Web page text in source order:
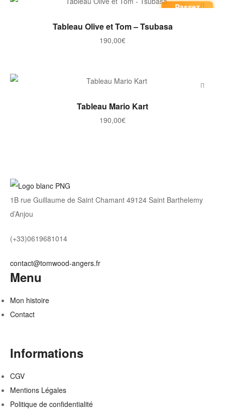
Passez
AJOUTER AU PANIER
Tableau Olive et Tom – Tsubasa
190,00€
AJOUTER AU PANIER
Tableau Mario Kart
190,00€
1B rue Guillaume de Saint Chamant 49124 Saint Barthelemy
d’Anjou
(+33)0619681014
contact@tomwood-angers.fr
Menu
Mon histoire
Contact
Informations
CGV
Mentions Légales
Politique de confidentialité